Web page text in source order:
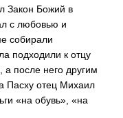
Закон Божий в
с любовью и
собирали
подходили к отцу
а после него другим
Пасху отец Михаил
«на обувь», «на